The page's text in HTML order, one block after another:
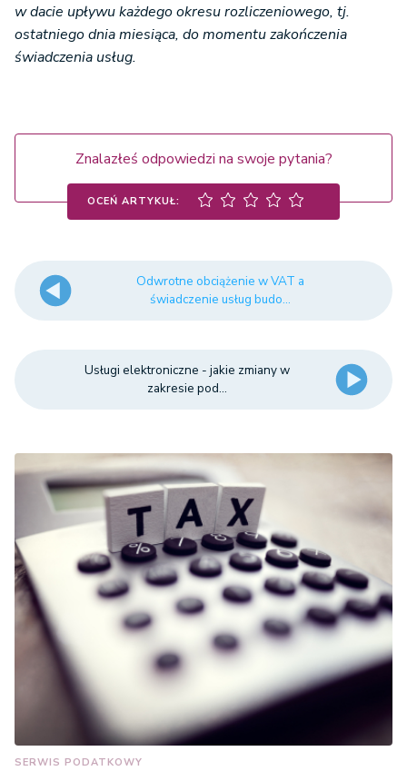
w dacie upływu każdego okresu rozliczeniowego, tj.
ostatniego dnia miesiąca, do momentu zakończenia
świadczenia usług.
Znalazłeś odpowiedzi na swoje pytania?
OCEŃ ARTYKUŁ:
Odwrotne obciążenie w VAT a
świadczenie usług budo...
Usługi elektroniczne - jakie zmiany w
zakresie pod...
SERWIS PODATKOWY